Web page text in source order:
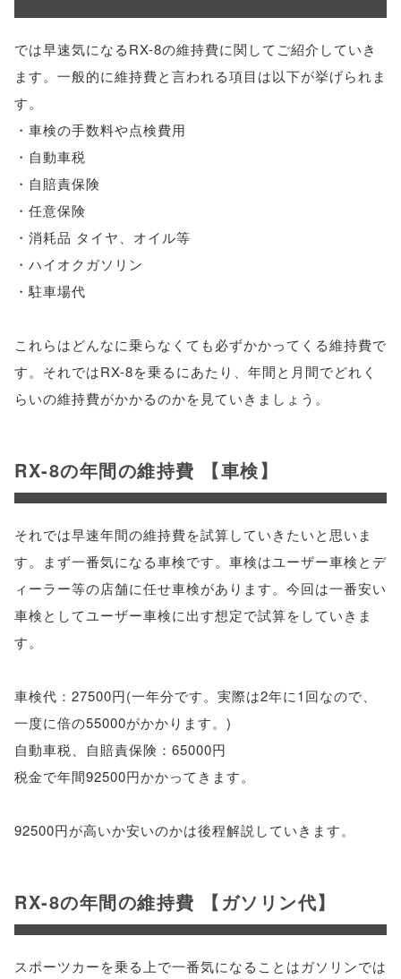
では早速気になるRX-8の維持費に関してご紹介していき
ます。一般的に維持費と言われる項目は以下が挙げられま
す。
・車検の手数料や点検費用
・自動車税
・自賠責保険
・任意保険
・消耗品 タイヤ、オイル等
・ハイオクガソリン
・駐車場代
これらはどんなに乗らなくても必ずかかってくる維持費で
す。それではRX-8を乗るにあたり、年間と月間でどれく
らいの維持費がかかるのかを見ていきましょう。
RX-8の年間の維持費 【車検】
それでは早速年間の維持費を試算していきたいと思いま
す。まず一番気になる車検です。車検はユーザー車検とデ
ィーラー等の店舗に任せ車検があります。今回は一番安い
車検としてユーザー車検に出す想定で試算をしていきま
す。
車検代：27500円(一年分です。実際は2年に1回なので、
一度に倍の55000がかかります。)
自動車税、自賠責保険：65000円
税金で年間92500円かかってきます。
92500円が高いか安いのかは後程解説していきます。
RX-8の年間の維持費 【ガソリン代】
スポーツカーを乗る上で一番気になることはガソリンでは